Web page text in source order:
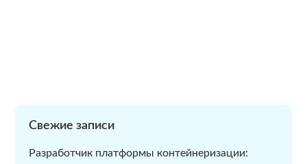
Свежие записи
Разработчик платформы контейнеризации: